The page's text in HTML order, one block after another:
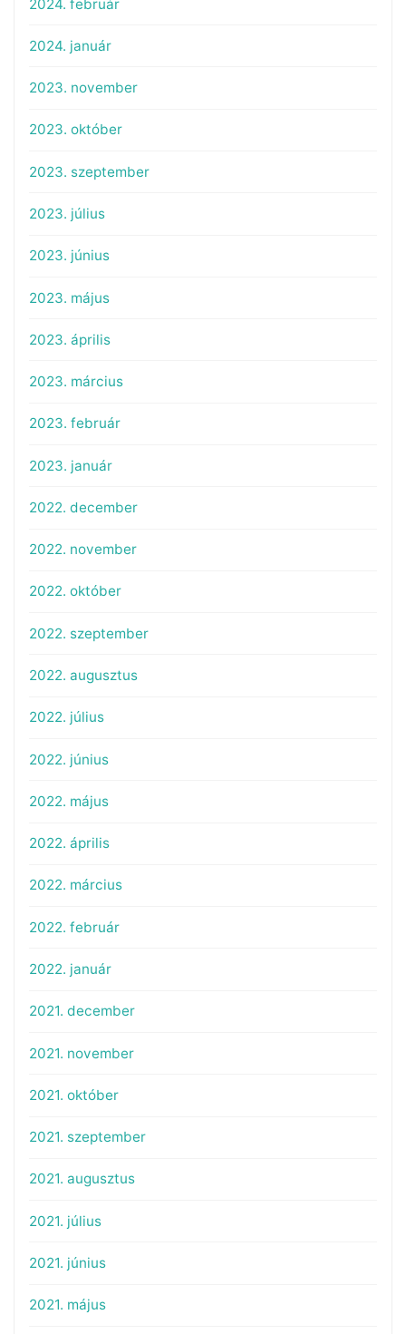
2024. február
2024. január
2023. november
2023. október
2023. szeptember
2023. július
2023. június
2023. május
2023. április
2023. március
2023. február
2023. január
2022. december
2022. november
2022. október
2022. szeptember
2022. augusztus
2022. július
2022. június
2022. május
2022. április
2022. március
2022. február
2022. január
2021. december
2021. november
2021. október
2021. szeptember
2021. augusztus
2021. július
2021. június
2021. május